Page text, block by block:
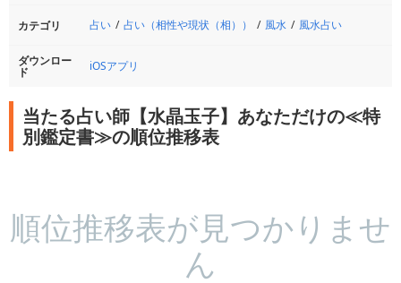
カテゴリ 占い 占い（相性や現状（相）） 風水 風水占い
ダウンロー
ド iOSアプリ
当たる占い師【水晶玉子】あなただけの≪特
別鑑定書≫の順位推移表
順位推移表が見つかりませ
ん